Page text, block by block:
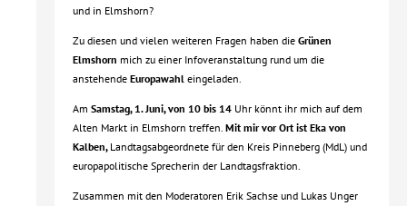
und in Elmshorn?
Zu diesen und vielen weiteren Fragen haben die Grünen
Elmshorn mich zu einer Infoveranstaltung rund um die
anstehende Europawahl eingeladen.
Am Samstag, 1. Juni, von 10 bis 14 Uhr könnt ihr mich auf dem
Alten Markt in Elmshorn treffen. Mit mir vor Ort ist Eka von
Kalben, Landtagsabgeordnete für den Kreis Pinneberg (MdL) und
europapolitische Sprecherin der Landtagsfraktion.
Zusammen mit den Moderatoren Erik Sachse und Lukas Unger